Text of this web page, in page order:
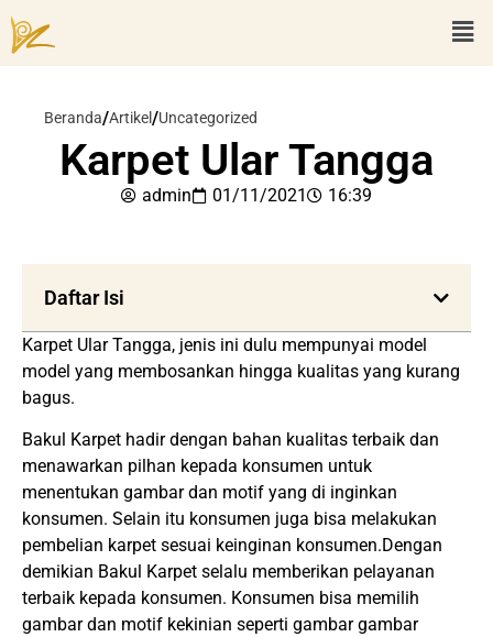
Beranda/Artikel/Uncategorized
Karpet Ular Tangga
admin 01/11/2021 16:39
Daftar Isi
Karpet Ular Tangga, jenis ini dulu mempunyai model
model yang membosankan hingga kualitas yang kurang
bagus.
Bakul Karpet hadir dengan bahan kualitas terbaik dan
menawarkan pilhan kepada konsumen untuk
menentukan gambar dan motif yang di inginkan
konsumen. Selain itu konsumen juga bisa melakukan
pembelian karpet sesuai keinginan konsumen.Dengan
demikian Bakul Karpet selalu memberikan pelayanan
terbaik kepada konsumen. Konsumen bisa memilih
gambar dan motif kekinian seperti gambar gambar